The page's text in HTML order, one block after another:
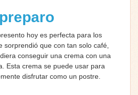
hoy es perfecta para los
sorprendió que con tan solo café,
conseguir una crema con una
Esta crema se puede usar para
disfrutar como un postre.